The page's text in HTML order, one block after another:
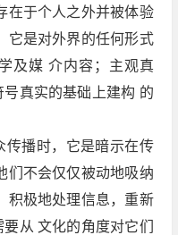
在于个人之外并被体验
它是对外界的任何形式
及媒 介内容；主观真
真实的基础上建构 的
传播时，它是暗示在传
们不会仅仅被动地吸纳
积极地处理信息，重新
从 文化的角度对它们